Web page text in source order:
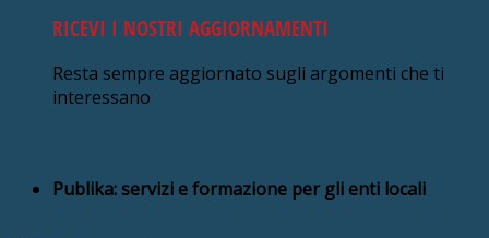
RICEVI I NOSTRI AGGIORNAMENTI
Resta sempre aggiornato sugli argomenti che ti
interessano
Publika: servizi e formazione per gli enti locali